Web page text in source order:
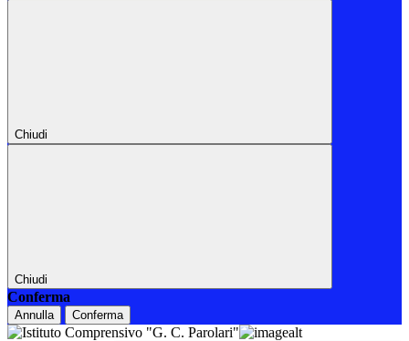
Chiudi
Chiudi
Conferma
Annulla Conferma